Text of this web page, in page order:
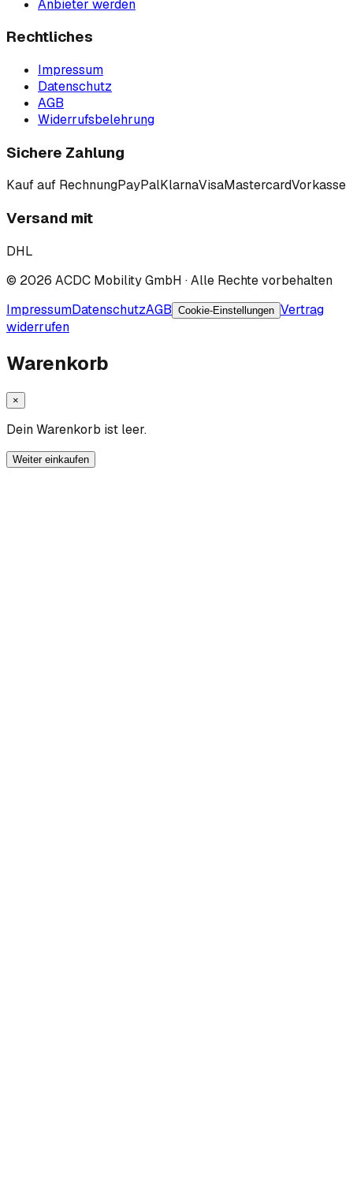
Anbieter werden
Rechtliches
Impressum
Datenschutz
AGB
Widerrufsbelehrung
Sichere Zahlung
Kauf auf RechnungPayPalKlarnaVisaMastercardVorkasse
Versand mit
DHL
© 2026 ACDC Mobility GmbH · Alle Rechte vorbehalten
ImpressumDatenschutzAGB Cookie-Einstellungen Vertrag
widerrufen
Warenkorb
×
Dein Warenkorb ist leer.
Weiter einkaufen